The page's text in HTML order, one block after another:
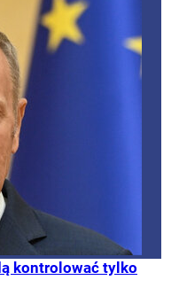
kontrolować tylko